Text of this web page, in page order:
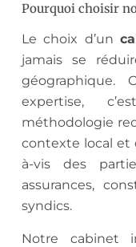
Pourquoi choisir
Le choix d’un
jamais se
expertise,
méthodologie
contexte local et
à-vis des
assurances,
syndics.
Notre cabinet